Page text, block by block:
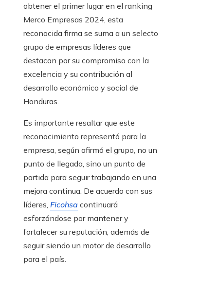
obtener el primer lugar en el ranking
Merco Empresas 2024, esta
reconocida firma se suma a un selecto
grupo de empresas líderes que
destacan por su compromiso con la
excelencia y su contribución al
desarrollo económico y social de
Honduras.
Es importante resaltar que este
reconocimiento representó para la
empresa, según afirmó el grupo, no un
punto de llegada, sino un punto de
partida para seguir trabajando en una
mejora continua. De acuerdo con sus
líderes, Ficohsa continuará
esforzándose por mantener y
fortalecer su reputación, además de
seguir siendo un motor de desarrollo
para el país.